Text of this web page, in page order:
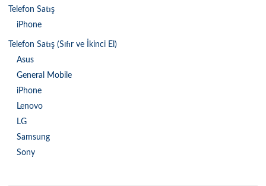
Telefon Satış
iPhone
Telefon Satış (Sıfır ve İkinci El)
Asus
General Mobile
iPhone
Lenovo
LG
Samsung
Sony